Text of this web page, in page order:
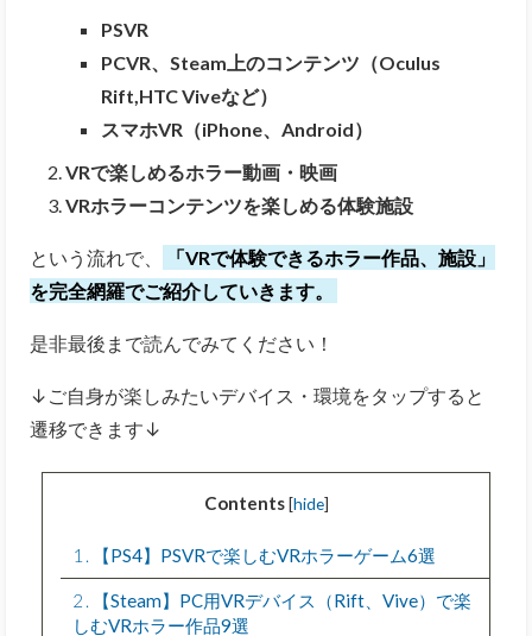
PSVR
PCVR、Steam上のコンテンツ（Oculus
Rift,HTC Viveなど）
スマホVR（iPhone、Android）
VRで楽しめるホラー動画・映画
VRホラーコンテンツを楽しめる体験施設
という流れで、
「VRで体験できるホラー作品、施設」
を完全網羅でご紹介していきます。
是非最後まで読んでみてください！
↓ご自身が楽しみたいデバイス・環境をタップすると
遷移できます↓
Contents [hide]
1 【PS4】PSVRで楽しむVRホラーゲーム6選
2
【Steam】PC用VRデバイス（Rift、Vive）で楽
しむVRホラー作品9選